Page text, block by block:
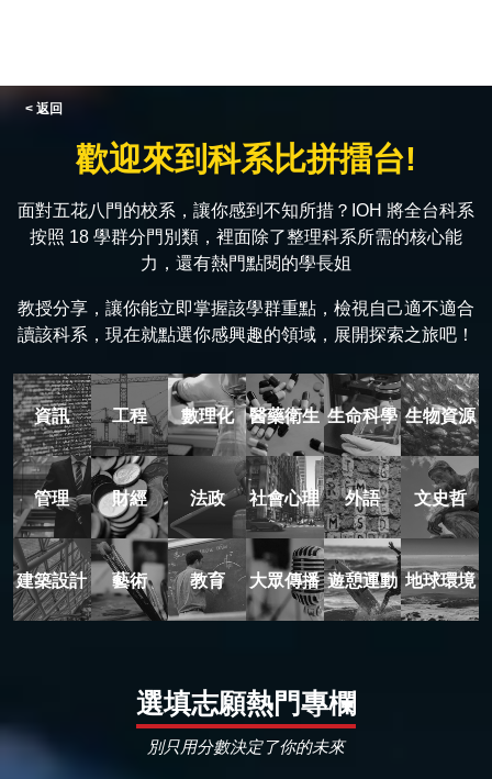
< 返回
歡迎來到科系比拼擂台!
面對五花八門的校系，讓你感到不知所措？IOH 將全台科系
按照 18 學群分門別類，裡面除了整理科系所需的核心能
力，還有熱門點閱的學長姐
教授分享，讓你能立即掌握該學群重點，檢視自己適不適合
讀該科系，現在就點選你感興趣的領域，展開探索之旅吧！
資訊 工程 數理化 醫藥衛生 生命科學 生物資源
管理 財經 法政 社會心理 外語 文史哲
建築設計 藝術 教育 大眾傳播 遊憩運動 地球環境
選填志願熱門專欄
別只用分數決定了你的未來